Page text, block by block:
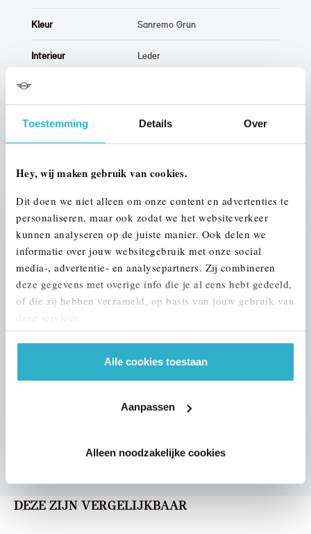
Toestemming Details Over
Hey, wij maken gebruik van cookies.
Dit doen we niet alleen om onze content en advertenties te
personaliseren, maar ook zodat we het websiteverkeer
kunnen analyseren op de juiste manier. Ook delen we
informatie over jouw websitegebruik met onze social
media-, advertentie- en analysepartners. Zij combineren
deze gegevens met overige info die je al eens hebt gedeeld,
of die zij hebben verzameld, op basis van jouw gebruik van
deze services.
Alle cookies toestaan
Aanpassen
Alleen noodzakelijke cookies
Stap 1 van 3
UW AUTO INRUILEN?
VOORSTEL AANVRAGEN
Kleur Sanremo Grun
Interieur Leder
Btw/Marge
DEZE ZIJN VERGELIJKBAAR